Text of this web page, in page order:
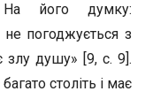
На його думку:
погоджується з
душу» [9, с. 9].
століть і має